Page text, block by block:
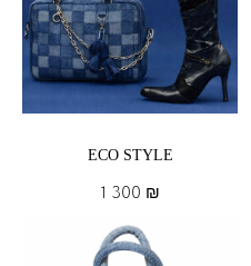
ECO STYLE
1 300 ₪